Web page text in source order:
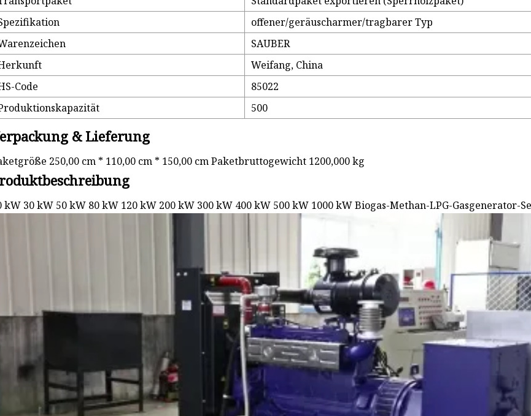
offener/geräuscharmer/tragbarer Typ
SAUBER
Weifang, China
Code
85022
500
& Lieferung
250,00 cm * 110,00 cm * 150,00 cm Paketbruttogewicht 1200,000 kg
kW 30 kW 50 kW 80 kW 120 kW 200 kW 300 kW 400 kW 500 kW 1000 kW Biogas-Methan-LPG-